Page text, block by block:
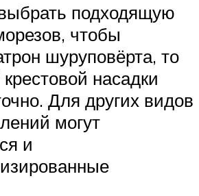
подходящую
чтобы
шуруповёрта, то
насадки
Для других видов
могут
и